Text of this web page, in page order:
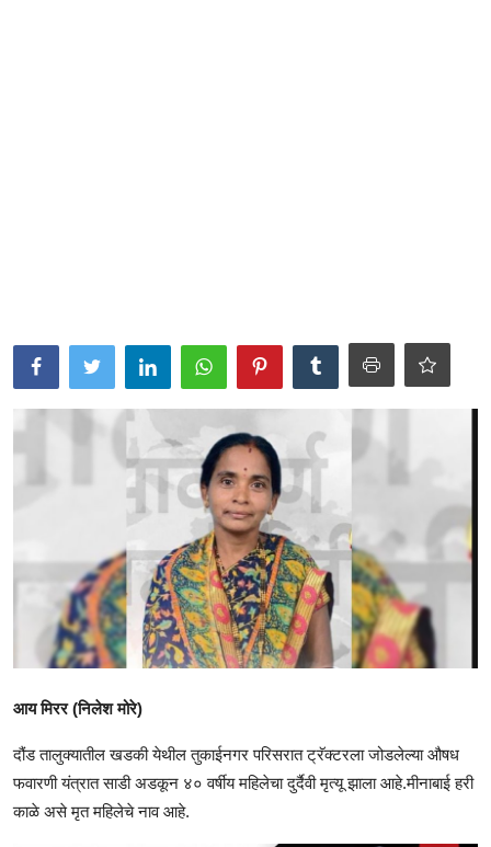
आय मिरर (निलेश मोरे)
दौंड तालुक्यातील खडकी येथील तुकाईनगर परिसरात ट्रॅक्टरला जोडलेल्या औषध
फवारणी यंत्रात साडी अडकून ४० वर्षीय महिलेचा दुर्दैवी मृत्यू झाला आहे.मीनाबाई हरी
काळे असे मृत महिलेचे नाव आहे.